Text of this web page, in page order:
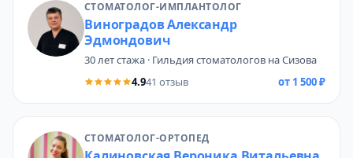
СТОМАТОЛОГ-ИМПЛАНТОЛОГ
Виноградов Александр
Эдмондович
30 лет стажа · Гильдия стоматологов на Сизова
4.941 отзыв от 1 500 ₽
СТОМАТОЛОГ-ОРТОПЕД